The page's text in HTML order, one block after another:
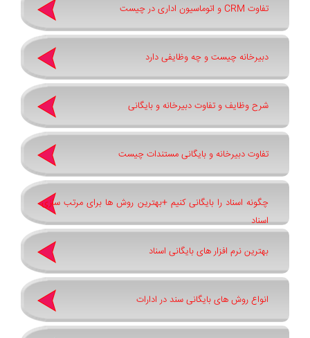
تفاوت CRM و اتوماسیون اداری در چیست
دبیرخانه چیست و چه وظایفی دارد
شرح وظایف و تفاوت دبیرخانه و بایگانی
تفاوت دبیرخانه و بایگانی مستندات چیست
چگونه اسناد را بایگانی کنیم +بهترین روش ‌ها برای مرتب ‌سازی
اسناد
بهترین نرم ‌افزار های بایگانی اسناد
انواع روش های بایگانی سند در ادارات